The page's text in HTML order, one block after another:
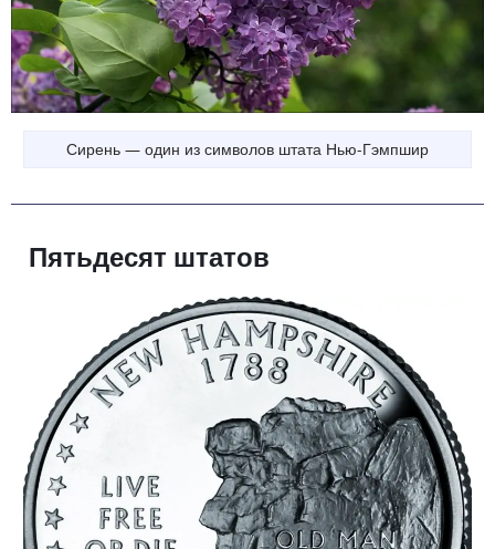
Сирень — один из символов штата Нью-Гэмпшир
Пятьдесят штатов